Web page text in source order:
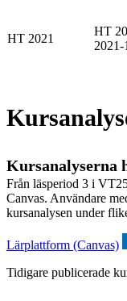
HT 2021
HT
2021-
Kursanalyserna
Från läsperiod 3 i
Canvas. Användare
kursanalysen under
Lärplattform (Canvas)
Tidigare publicerade